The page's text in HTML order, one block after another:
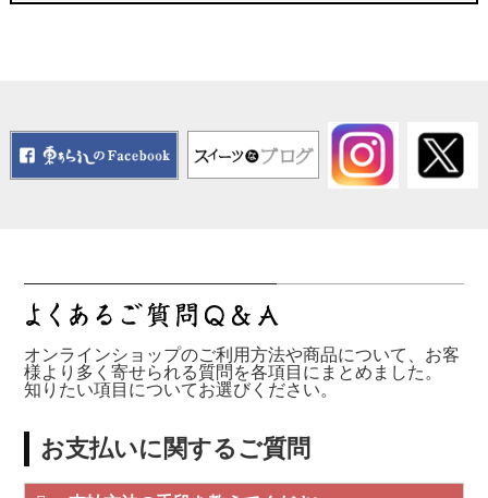
オンラインショップのご利用方法や商品について、お客
様より多く寄せられる質問を各項目にまとめました。
知りたい項目についてお選びください。
お支払いに関するご質問